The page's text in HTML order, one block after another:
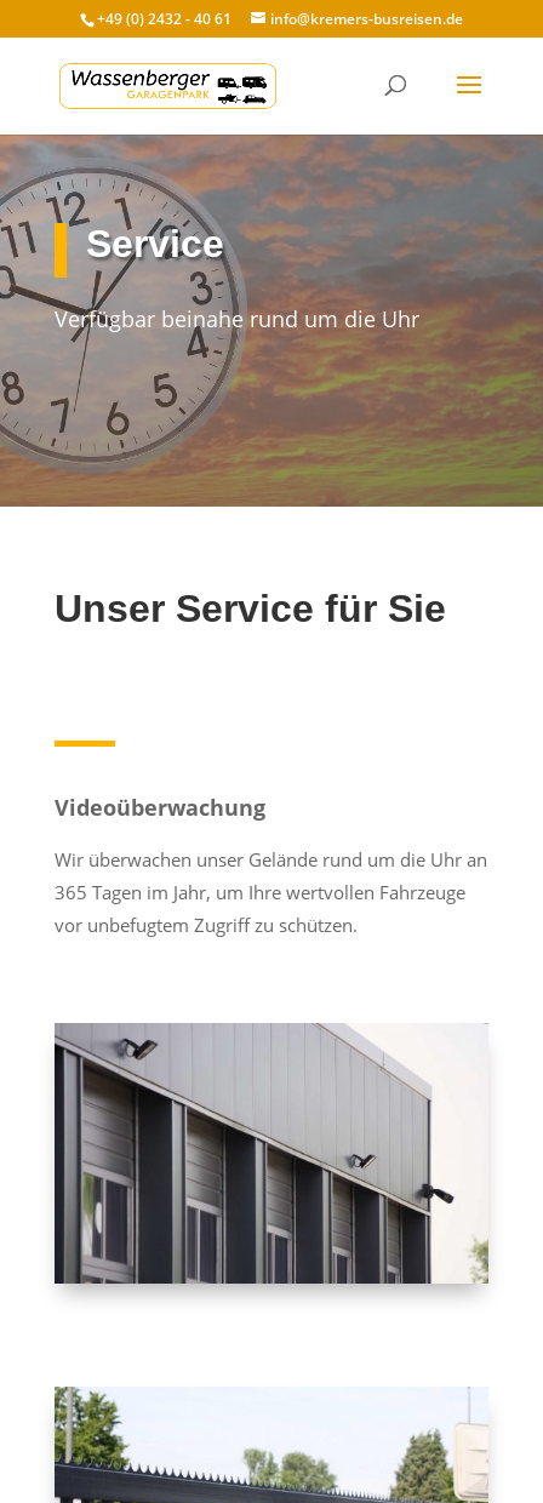
+49 (0) 2432 - 40 61 info@kremers-busreisen.de
Service
Verfügbar beinahe rund um die Uhr
Unser Service für Sie
Videoüberwachung
Wir überwachen unser Gelände rund um die Uhr an
365 Tagen im Jahr, um Ihre wertvollen Fahrzeuge
vor unbefugtem Zugriff zu schützen.